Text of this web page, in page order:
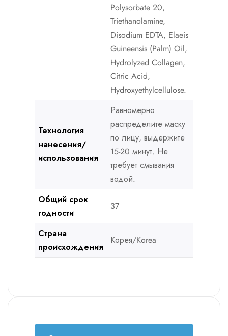
Polysorbate 20,
Triethanolamine,
Disodium EDTA, Elaeis
Guineensis (Palm) Oil,
Hydrolyzed Collagen,
Citric Acid,
Hydroxyethylcellulose.
Технология
нанесения/
использования
Равномерно
распределите маску
по лицу, выдержите
15-20 минут. Не
требует смывания
водой.
Общий срок
годности
37
Страна
происхождения
Корея/Korea